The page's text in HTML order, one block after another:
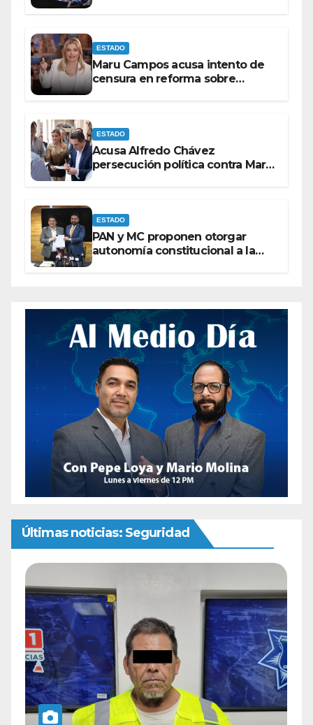
ESTADO
Maru Campos acusa intento de
censura en reforma sobre
ESTADO
Acusa Alfredo Chávez
persecución política contra Maru
ESTADO
PAN y MC proponen otorgar
autonomía constitucional a la
Últimas noticias: Seguridad